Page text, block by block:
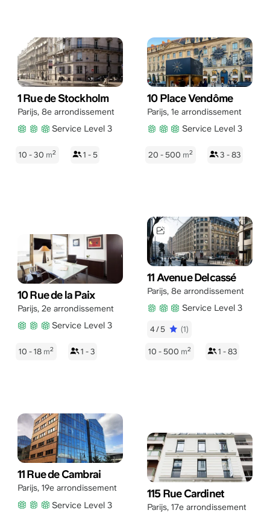
1 Rue de Stockholm
Parijs, 8e arrondissement
Service Level 3
10 - 30 m2 1 - 5
10 Place Vendôme
Parijs, 1e arrondissement
Service Level 3
20 - 500 m2 3 - 83
10 Rue de la Paix
Parijs, 2e arrondissement
Service Level 3
10 - 18 m2 1 - 3
11 Avenue Delcassé
Parijs, 8e arrondissement
Service Level 3
4/5 (1)
10 - 500 m2 1 - 83
11 Rue de Cambrai
Parijs, 19e arrondissement
Service Level 3
115 Rue Cardinet
Parijs, 17e arrondissement